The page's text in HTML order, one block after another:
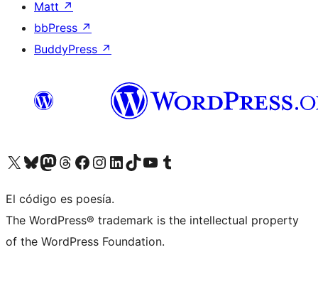
Matt ↗
bbPress ↗
BuddyPress ↗
Visita nuestra cuenta de X (anteriormente Twitter)
Visita nuestra cuenta de Bluesky
Visita nuestra cuenta de Mastodon
Visita nuestra cuenta de Threads
Visita nuestra página de Facebook
Visita nuestra cuenta de Instagram
Visita nuestra cuenta de LinkedIn
Visita nuestra cuenta de TikTok
Visita nuestro canal de YouTube
Visita nuestra cuenta de Tumblr
El código es poesía.
The WordPress® trademark is the intellectual property
of the WordPress Foundation.